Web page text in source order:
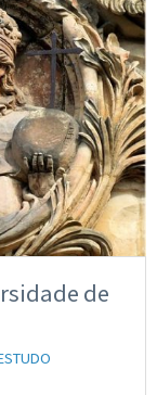
de